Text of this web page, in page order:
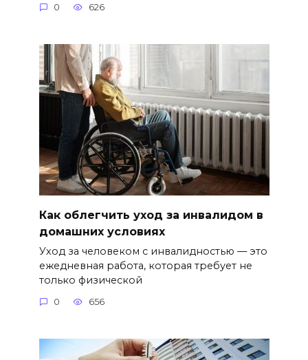
0 626
Как облегчить уход за инвалидом в
домашних условиях
Уход за человеком с инвалидностью — это
ежедневная работа, которая требует не
только физической
0 656